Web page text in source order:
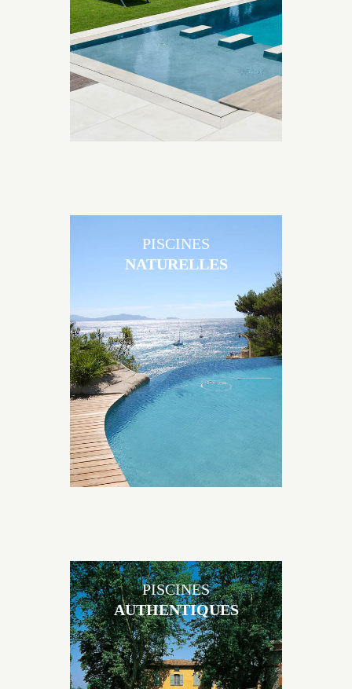
matériaux et de revêtements et les nombreuses
options disponibles, miroir, couloir de nage, plage
immergée, débordement.
Les piscines en béton naturelles Jacques Brens sont
originales, elles s’intègrent parfaitement à leur
environnement grâce à un jeu de volume et de
matière sur-mesure conçu par notre bureau d’étude
spécialisé.
PISCINES
NATURELLES
Les piscines en béton authentiques Jacques Brens se
démarquent par la noblesse des matériaux
PISCINES
AUTHENTIQUES